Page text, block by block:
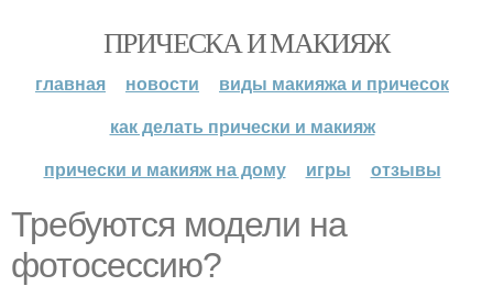
ПРИЧЕСКА И МАКИЯЖ
главная новости
виды макияжа и причесок
как делать прически и макияж
прически и макияж на дому
игры отзывы
Требуются модели на
фотосессию?